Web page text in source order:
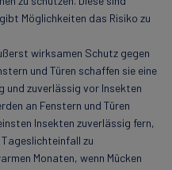
Möglichkeiten das Risiko zu
wirksamen Schutz gegen
und Türen schaffen sie eine
und zuverlässig vor Insekten
an Fenstern und Türen
Insekten zuverlässig fern,
zu
Monaten, wenn Mücken